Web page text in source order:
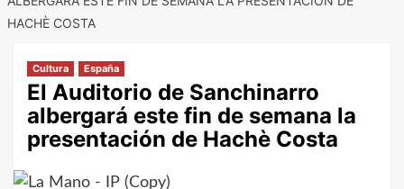
HACHÈ COSTA
Cultura España
El Auditorio de Sanchinarro
albergará este fin de semana la
presentación de Hachè Costa